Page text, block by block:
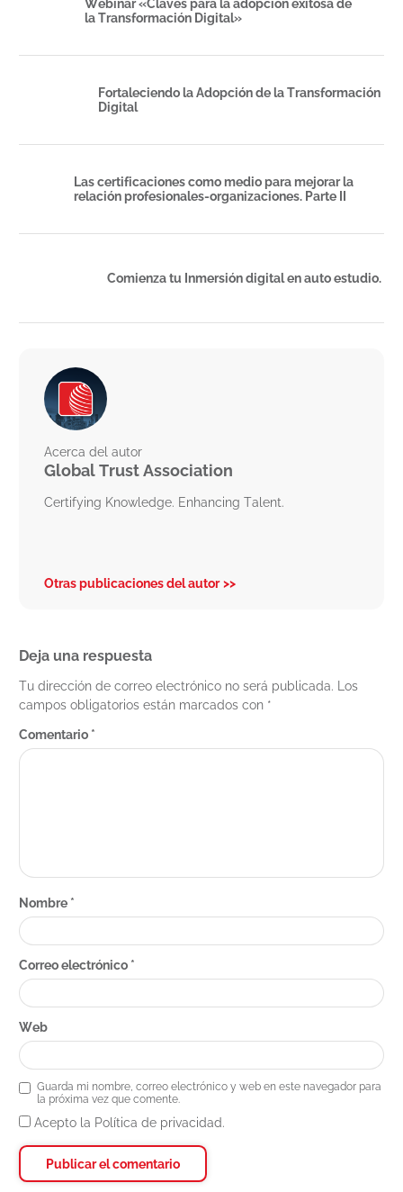
Acerca del autor
Global Trust Association
Certifying Knowledge. Enhancing Talent.
Otras publicaciones del autor
Webinar «Claves para la adopción exitosa de
la Transformación Digital»
Fortaleciendo la Adopción de la Transformación
Digital
Las certificaciones como medio para mejorar la
relación profesionales-organizaciones. Parte II
Comienza tu Inmersión digital en auto estudio.
Deja una respuesta
Tu dirección de correo electrónico no será publicada. Los
campos obligatorios están marcados con *
Comentario *
Nombre *
Correo electrónico *
Web
Guarda mi nombre, correo electrónico y web en este navegador para
la próxima vez que comente.
Acepto la Política de privacidad.